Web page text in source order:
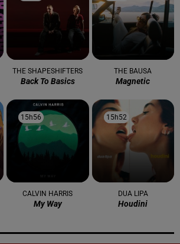
THE SHAPESHIFTERS
Back To Basics
THE BAUSA
Magnetic
15h56
15h56
CALVIN HARRIS
My Way
15h52
15h52
DUA LIPA
Houdini